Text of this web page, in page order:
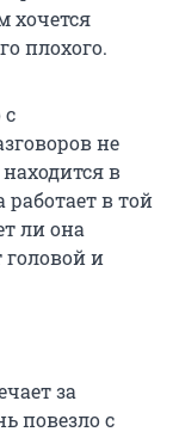
хочется
плохого.
не
в
в той
ли она
головой и
за
повезло с